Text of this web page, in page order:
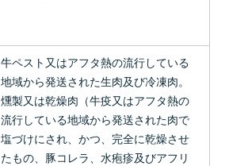
牛ペスト又はアフタ熱の流行している
地域から発送された生肉及び冷凍肉。
燻製又は乾燥肉（牛疫又はアフタ熱の
流行している地域から発送された肉で
塩づけにされ、かつ、完全に乾燥させ
たもの、豚コレラ、水疱疹及びアフリ